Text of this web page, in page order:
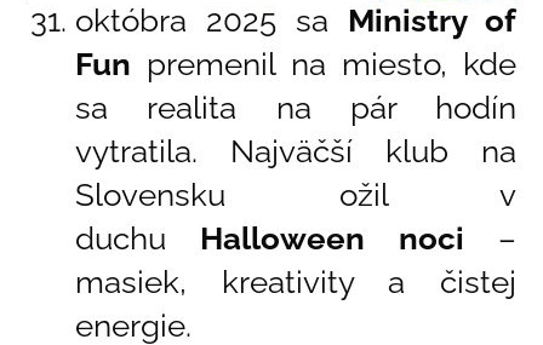
októbra 2025 sa Ministry of
Fun premenil na miesto, kde
sa realita na pár hodín
vytratila. Najväčší klub na
Slovensku ožil v
duchu Halloween noci –
masiek, kreativity a čistej
energie.